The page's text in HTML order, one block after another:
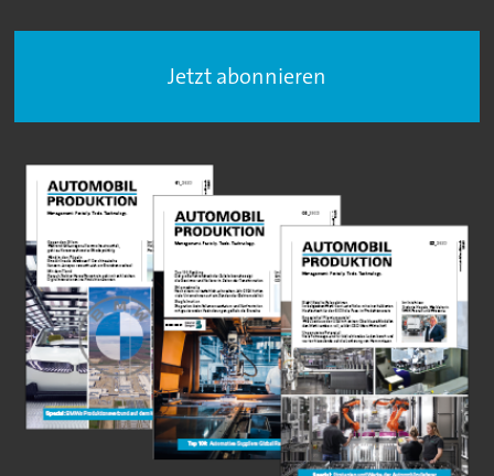
Jetzt abonnieren